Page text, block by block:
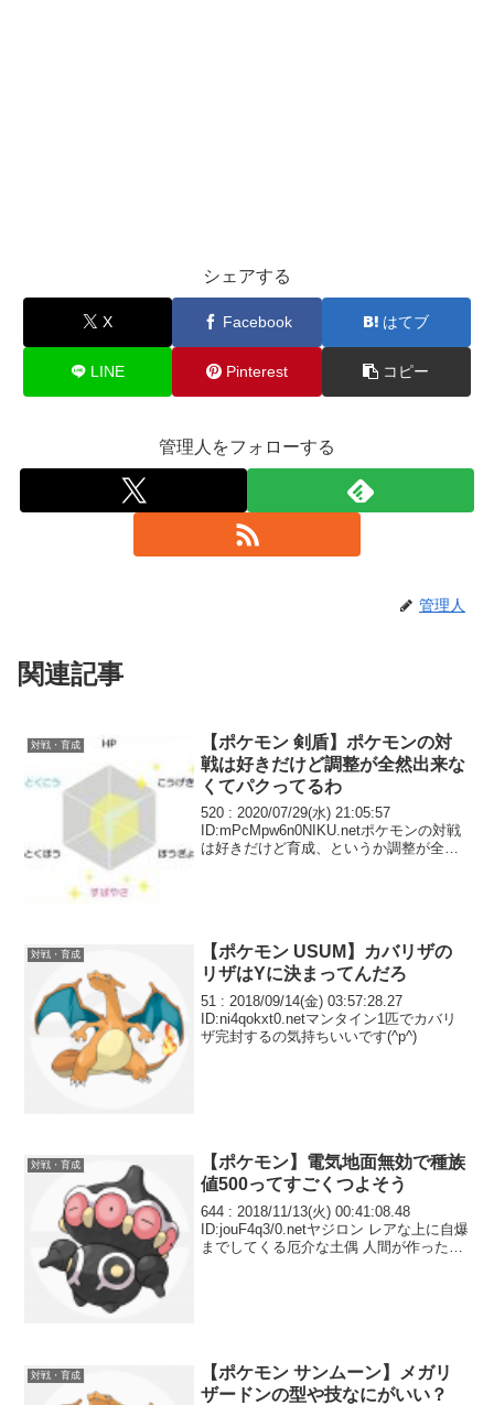
シェアする
X Facebook はてブ
LINE Pinterest コピー
管理人をフォローする
管理人
関連記事
対戦・育成
【ポケモン 剣盾】ポケモンの対
戦は好きだけど調整が全然出来な
くてパクってるわ
520 : 2020/07/29(水) 21:05:57
ID:mPcMpw6n0NIKU.netポケモンの対戦
は好きだけど育成、というか調整が全然
対戦・育成
【ポケモン USUM】カバリザの
リザはYに決まってんだろ
51 : 2018/09/14(金) 03:57:28.27
ID:ni4qokxt0.netマンタイン1匹でカバリ
ザ完封するの気持ちいいです(^p^)
対戦・育成
【ポケモン】電気地面無効で種族
値500ってすごくつよそう
644 : 2018/11/13(火) 00:41:08.48
ID:jouF4q3/0.netヤジロン レアな上に自爆
までしてくる厄介な土偶 人間が作ったか
対戦・育成
【ポケモン サンムーン】メガリ
ザードンの型や技なにがいい？